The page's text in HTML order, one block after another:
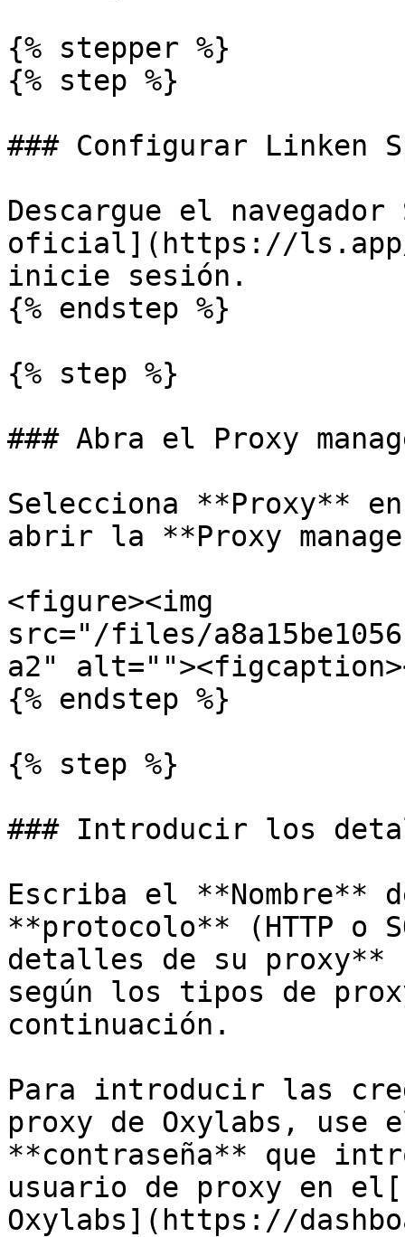
{% stepper %}
{% step %}
### Configurar Linken
Descargue el
oficial](https://
inicie sesión.
{% endstep %}
{% step %}
### Abra el Proxy
Selecciona **Proxy**
abrir la **Proxy
<figure><img
src="/files/
a2"
{% endstep %}
{% step %}
### Introducir los
Escriba el **Nombre**
**protocolo** (HTTP o
detalles de su
según los tipos de
continuación.
Para introducir las
proxy de Oxylabs, use
**contraseña** que
usuario de proxy en
Oxylabs](https://